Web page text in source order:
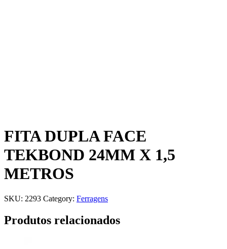
FITA DUPLA FACE
TEKBOND 24MM X 1,5
METROS
SKU: 2293 Category: Ferragens
Produtos relacionados